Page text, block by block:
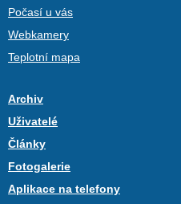
Počasí u vás
Webkamery
Teplotní mapa
Archiv
Uživatelé
Články
Fotogalerie
Aplikace na telefony